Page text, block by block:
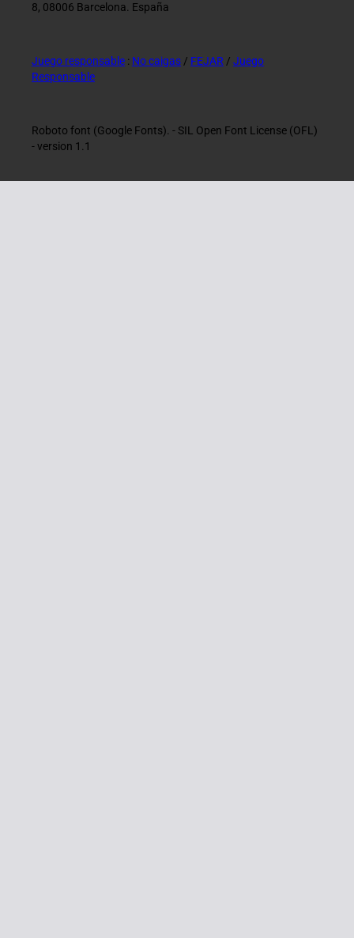
8, 08006 Barcelona. España
Juego responsable : No caigas / FEJAR / Juego
Responsable
Roboto font (Google Fonts). - SIL Open Font License (OFL)
- version 1.1